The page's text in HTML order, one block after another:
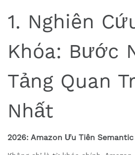
1. Nghiên
Khóa: Bước
Tảng Quan
Nhất
2026: Amazon Ưu Tiên